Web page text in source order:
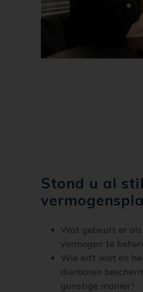
Stond u al
Wat gebeurt er
vermogen te
Wie erft wat en
dierbaren
gunstige manier?